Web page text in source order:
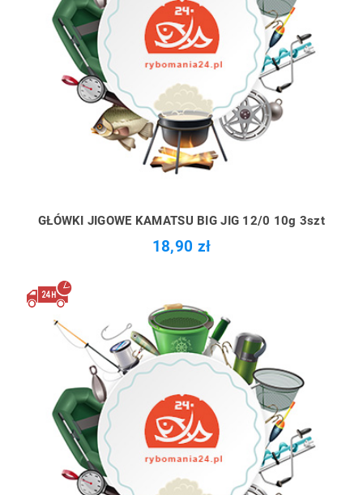
GŁÓWKI JIGOWE KAMATSU BIG JIG 12/0 10g 3szt
18,90 zł